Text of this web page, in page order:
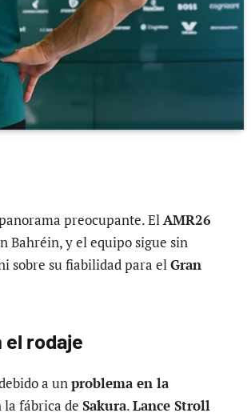
preocupante. ElAMR26
Bahréin, y el equipo sigue sin
sobre su fiabilidad para elGran
rodaje
a un problema en la
fábrica de Sakura.Lance Stroll